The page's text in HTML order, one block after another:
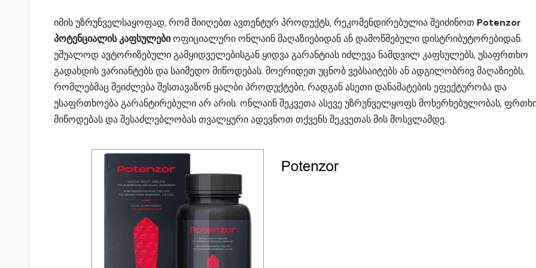
იმის უზრუნველსაყოფად, რომ მიიღებთ ავთენტურ პროდუქტს, რეკომენდირებულია შეიძინოთ Potenzor
პოტენციალის კაფსულებიოფიციალური ონლაინ მაღაზიებიდან ან დამოწმებული დისტრიბუტორებიდან.
უშუალოდ ავტორიზებული გამყიდველებისგან ყიდვა გარანტიას იძლევა ნამდვილ კაფსულებს, უსაფრთხო
გადახდის ვარიანტებს და საიმედო მიწოდებას. მოერიდეთ უცნობ ვებსაიტებს ან ადგილობრივ მაღაზიებს,
რომლებმაც შეიძლება შესთავაზონ ყალბი პროდუქტები, რადგან ასეთი დანამატების ეფექტურობა და
უსაფრთხოება გარანტირებული არ არის. ონლაინ შეკვეთა ასევე უზრუნველყოფს მოხერხებულობას,
მიწოდებას და შესაძლებლობას თვალყური ადევნოთ თქვენს შეკვეთას მის მოსვლამდე.